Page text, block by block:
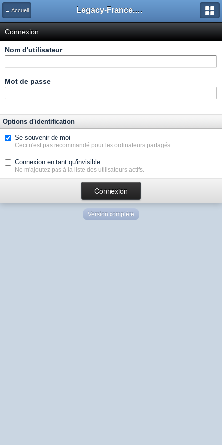
← Accueil Legacy-France.org - Forum
Connexion
Nom d'utilisateur
Mot de passe
Options d'identification
Se souvenir de moi
Ceci n'est pas recommandé pour les ordinateurs partagés.
Connexion en tant qu'invisible
Ne m'ajoutez pas à la liste des utilisateurs actifs.
Version complète